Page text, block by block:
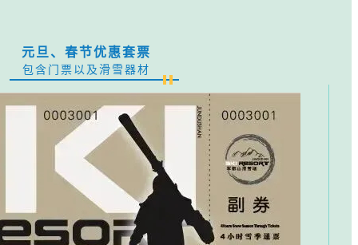
元旦、春节优惠套票
包含门票以及滑雪器材